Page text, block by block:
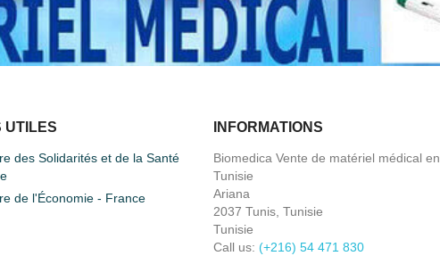
UTILES
des Solidarités et de la Santé
de l'Économie - France
INFORMATIONS
Biomedica Vente de matériel médical en
Tunisie
Ariana
2037 Tunis, Tunisie
Tunisie
Call us: (+216) 54 471 830